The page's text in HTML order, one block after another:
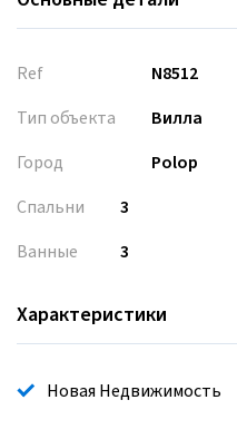
Ref
N8512
Тип объекта
Вилла
Город
Polop
Спальни
3
Ванные
3
Характеристики
Новая Недвижимость